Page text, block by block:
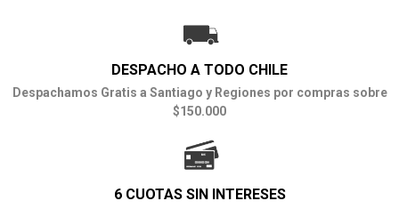
DESPACHO A TODO CHILE
Despachamos Gratis a Santiago y Regiones por compras sobre
$150.000
6 CUOTAS SIN INTERESES